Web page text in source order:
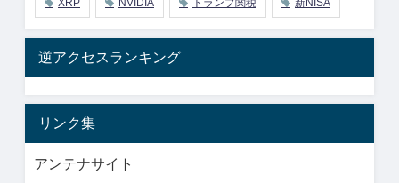
XRP NVIDIA トランプ関税 新NISA
逆アクセスランキング
リンク集
アンテナサイト